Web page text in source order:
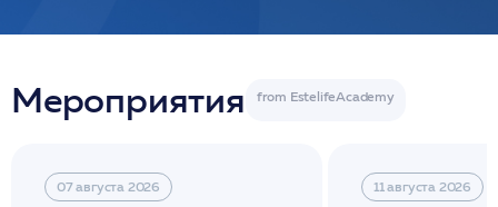
Мероприятия
07 августа 2026 11 августа 2026